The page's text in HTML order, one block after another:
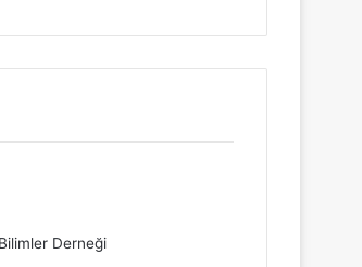
Derneği